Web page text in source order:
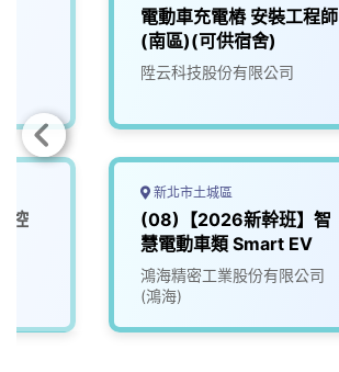
控
電動車充電樁 安裝工程師
(南區)(可供宿舍)
陞云科技股份有限公司
新北市土城區
(08)【2026新幹班】智
慧電動車類 Smart EV
鴻海精密工業股份有限公司
(鴻海)